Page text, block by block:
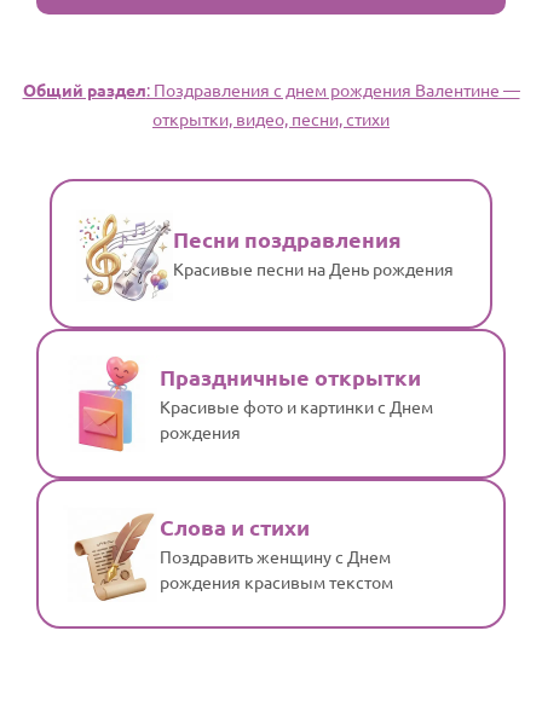
Общий раздел: Поздравления с днем рождения Валентине —
открытки, видео, песни, стихи
Песни поздравления
Красивые песни на День рождения
Праздничные открытки
Красивые фото и картинки с Днем
рождения
Слова и стихи
Поздравить женщину с Днем
рождения красивым текстом